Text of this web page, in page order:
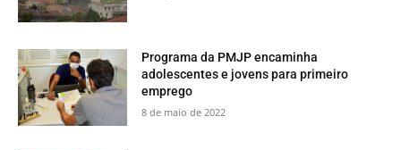
​Programa da PMJP encaminha
adolescentes e jovens para primeiro
emprego
8 de maio de 2022